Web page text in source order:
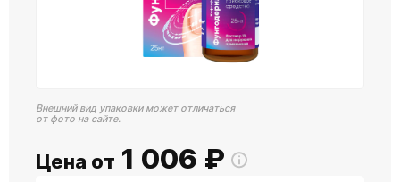
Внешний вид упаковки может отличаться
от фото на сайте.
Цена от 1 006 ₽